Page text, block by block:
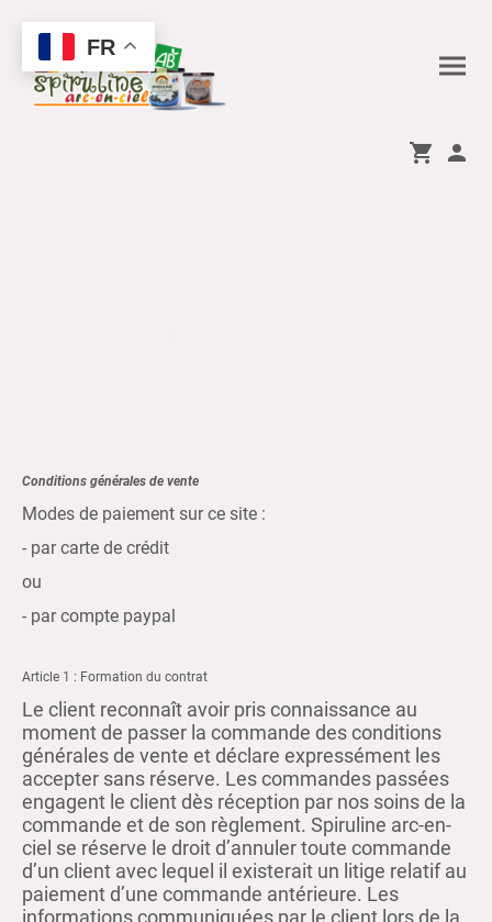
Conditions générales de vente
Modes de paiement sur ce site :
- par carte de crédit
ou
- par compte paypal
Article 1 : Formation du contrat
Le client reconnaît avoir pris connaissance au
moment de passer la commande des conditions
générales de vente et déclare expressément les
accepter sans réserve. Les commandes passées
engagent le client dès réception par nos soins de la
commande et de son règlement. Spiruline arc-en-
ciel se réserve le droit d’annuler toute commande
d’un client avec lequel il existerait un litige relatif au
paiement d’une commande antérieure. Les
informations communiquées par le client lors de la
FR